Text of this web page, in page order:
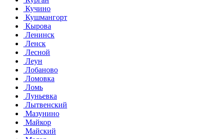
Кучино
Кушмангорт
Кырова
Ленинск
Ленск
Лесной
Леун
Лобаново
Ломовка
Ломь
Луньевка
Лытвенский
Мазунино
Майкор
Майский